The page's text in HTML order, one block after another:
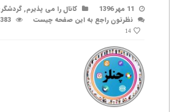
11 مهر 1396 کانال را می پذیرم,
نظرتون راجع به این صفحه چیست
383 بازدید
14